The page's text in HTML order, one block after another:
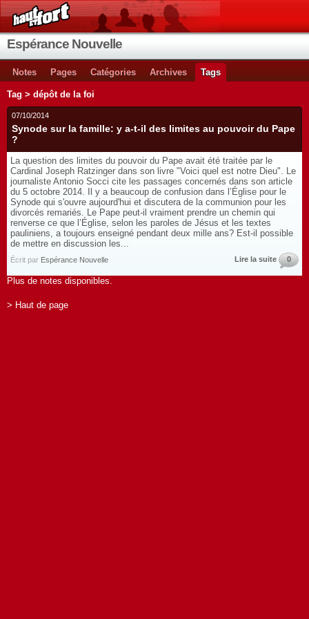
Espérance Nouvelle
Notes Pages Catégories Archives Tags
Tag > dépôt de la foi
07/10/2014
Synode sur la famille: y a-t-il des limites au pouvoir du Pape
?
La question des limites du pouvoir du Pape avait été traitée par le
Cardinal Joseph Ratzinger dans son livre "Voici quel est notre Dieu". Le
journaliste Antonio Socci cite les passages concernés dans son article
du 5 octobre 2014. Il y a beaucoup de confusion dans l’Église pour le
Synode qui s'ouvre aujourd'hui et discutera de la communion pour les
divorcés remariés. Le Pape peut-il vraiment prendre un chemin qui
renverse ce que l’Église, selon les paroles de Jésus et les textes
pauliniens, a toujours enseigné pendant deux mille ans? Est-il possible
de mettre en discussion les...
Écrit par Espérance Nouvelle Lire la suite 0
Plus de notes disponibles.
> Haut de page